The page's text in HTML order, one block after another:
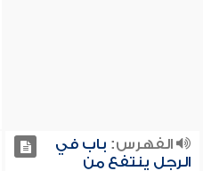
الفهرس: باب في
الرجل ينتفع من